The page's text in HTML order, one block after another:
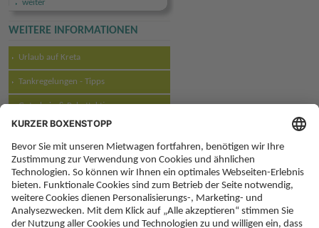
weiter
WEITERE INFORMATIONEN
Urlaub auf Kreta
Tankregelungen - Tipps
Gutschein & Rabattaktionen
Mietwagen-Versicherung
WEITERE REISEFÜHRER
Alle Reiseführer im Überblick
Korfu Reiseführer